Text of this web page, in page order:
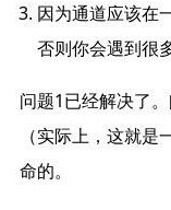
因为通道应该在
否则你会遇到很
问题1已经解决了
（实际上，这就
命的。